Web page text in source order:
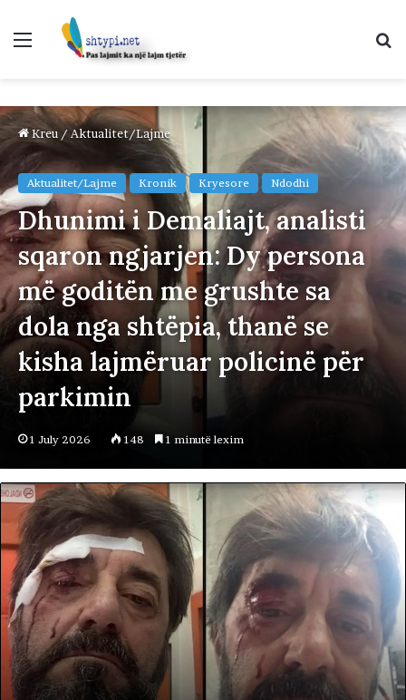
Menu
Kreu / Aktualitet/Lajme
Aktualitet/Lajme Kronik Kryesore Ndodhi
Dhunimi i Demaliajt, analisti
sqaron ngjarjen: Dy persona
më goditën me grushte sa
dola nga shtëpia, thanë se
kisha lajmëruar policinë për
parkimin
1 July 2026 148 1 minutë lexim